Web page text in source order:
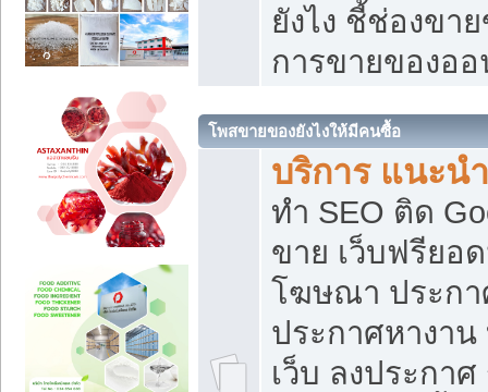
ยังไง ชี้ช่องขา
การขายของอ
โพสขายของยังไงให้มีคนซื้อ
บริการ แนะน
ทำ SEO ติด
ขาย เว็บฟรียอ
โฆษณา ประกา
ประกาศหางา
เว็บ ลงประกา